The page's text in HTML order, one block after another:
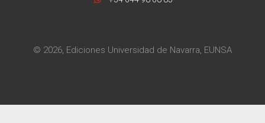
© 2026, Ediciones Universidad de Navarra, EUNSA